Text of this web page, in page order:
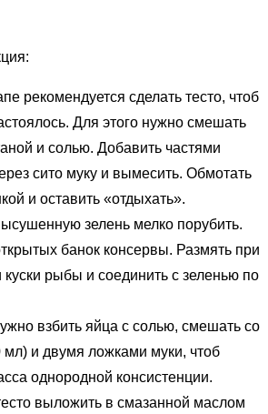
рекомендуется сделать тесто, чтоб
Для этого нужно смешать
и солью. Добавить частями
сито муку и вымесить. Обмотать
и оставить «отдыхать».
зелень мелко порубить.
банок консервы. Размять при
рыбы и соединить с зеленью по
взбить яйца с солью, смешать со
мл) и двумя ложками муки, чтоб
однородной консистенции.
выложить в смазанной маслом